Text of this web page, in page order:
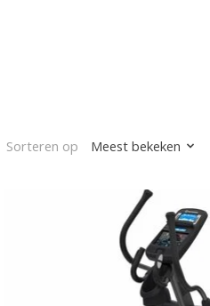
Sorteren op Meest bekeken